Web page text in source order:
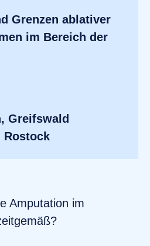
Grenzen ablativer
im Bereich der
Greifswald
Rostock
Amputation im